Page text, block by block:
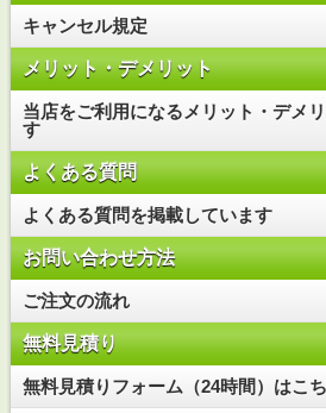
キャンセル規定
メリット・デメリット
当店をご利用になるメリット・デメ
す
よくある質問
よくある質問を掲載しています
お問い合わせ方法
ご注文の流れ
無料見積り
無料見積りフォーム（24時間）はこ